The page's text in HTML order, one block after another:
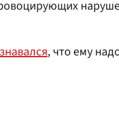
, что ему